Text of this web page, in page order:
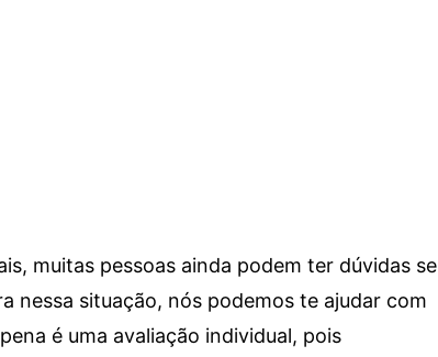
muitas pessoas ainda podem ter dúvidas se
nessa situação, nós podemos te ajudar com
é uma avaliação individual, pois